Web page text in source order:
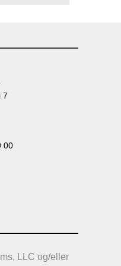
7
00
LLC og/eller